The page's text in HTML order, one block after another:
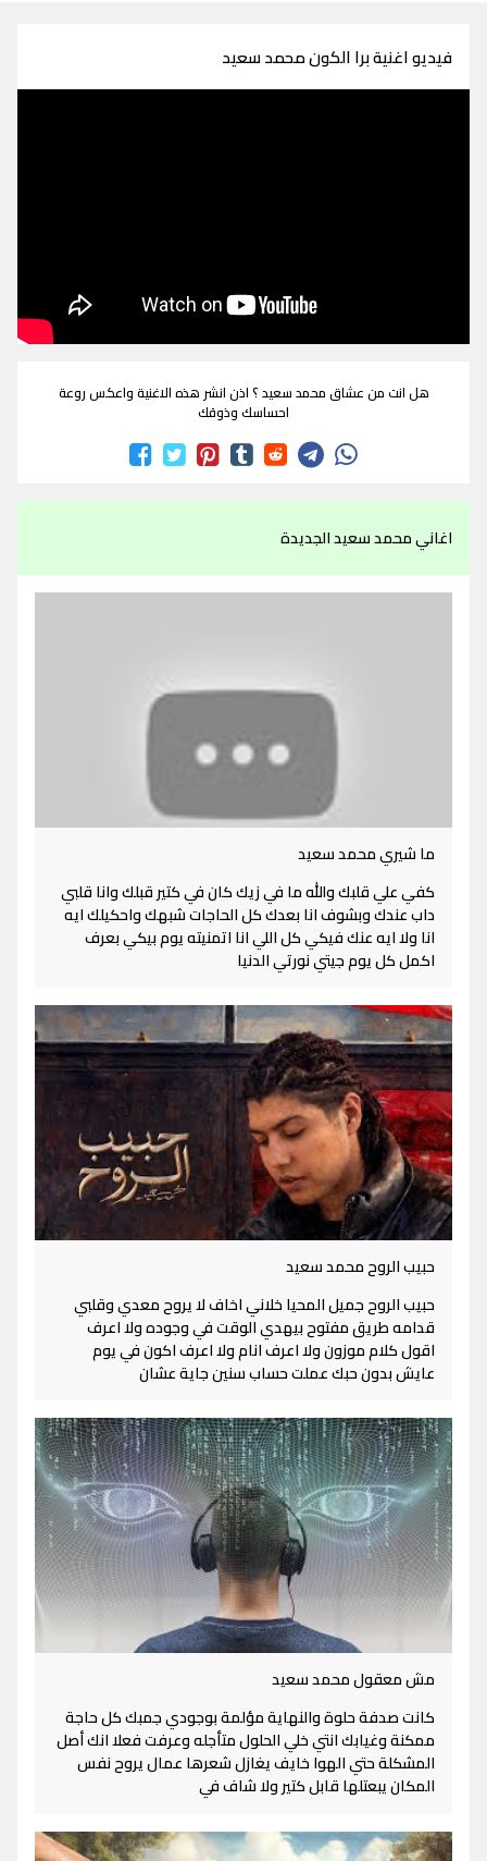
فيديو اغنية برا الكون محمد سعيد
هل انت من عشاق محمد سعيد ؟ اذن انشر هذه الاغنية واعكس روعة
احساسك وذوقك
اغاني محمد سعيد الجديدة
ما شيري محمد سعيد
كفي علي قلبك والله ما في زيك كان في كتير قبلك وانا قلبي
داب عندك وبشوف انا بعدك كل الحاجات شبهك واحكيلك ايه
انا ولا ايه عنك فيكي كل اللي انا اتمنيته يوم بيكي بعرف
اكمل كل يوم جيتي نورتي الدنيا
حبيب الروح محمد سعيد
حبيب الروح جميل المحيا خلاني اخاف لا يروح معدي وقلبي
قدامه طريق مفتوح بيهدي الوقت في وجوده ولا اعرف
اقول كلام موزون ولا اعرف انام ولا اعرف اكون في يوم
عايش بدون حبك عملت حساب سنين جاية عشان
مش معقول محمد سعيد
كانت صدفة حلوة والنهاية مؤلمة بوجودي جمبك كل حاجة
ممكنة وغيابك انتي خلي الحلول متأجله وعرفت فعلا انك أصل
المشكلة حتي الهوا خايف يغازل شعرها عمال يروح نفس
المكان يبعتلها قابل كتير ولا شاف في